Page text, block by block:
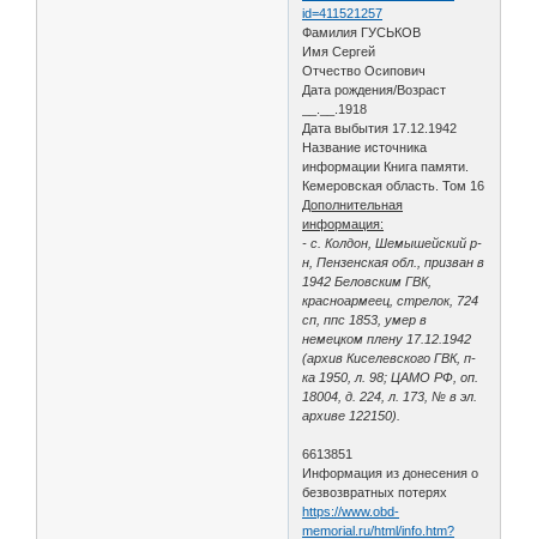
id=411521257
Фамилия ГУСЬКОВ
Имя Сергей
Отчество Осипович
Дата рождения/Возраст
__.__.1918
Дата выбытия 17.12.1942
Название источника
информации Книга памяти.
Кемеровская область. Том 16
Дополнительная
информация:
- с. Колдон, Шемышейский р-
н, Пензенская обл., призван в
1942 Беловским ГВК,
красноармеец, стрелок, 724
сп, ппс 1853, умер в
немецком плену 17.12.1942
(архив Киселевского ГВК, п-
ка 1950, л. 98; ЦАМО РФ, оп.
18004, д. 224, л. 173, № в эл.
архиве 122150).
6613851
Информация из донесения о
безвозвратных потерях
https://www.obd-
memorial.ru/html/info.htm?